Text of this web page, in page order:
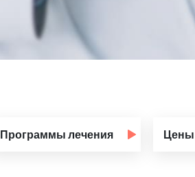
Программы лечения Цены